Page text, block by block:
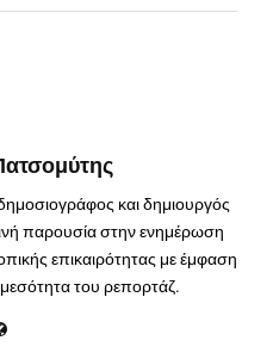
και δημιουργός
παρουσία στην ενημέρωση
επικαιρότητας με έμφαση
του ρεπορτάζ.